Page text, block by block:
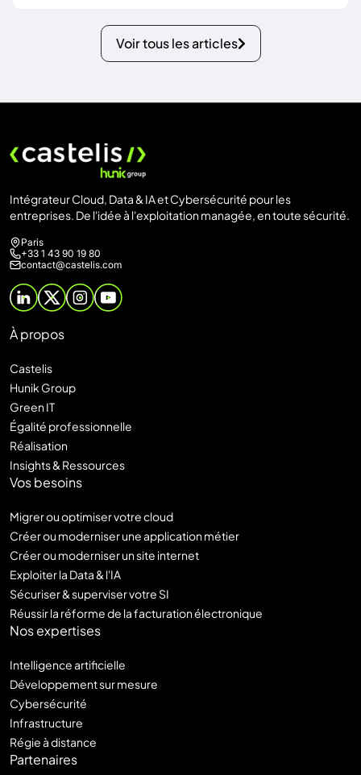
Voir tous les articles
Intégrateur Cloud, Data & IA et Cybersécurité pour les
entreprises. De l'idée à l'exploitation managée, en toute sécurité.
Paris
+33 1 43 90 19 80
contact@castelis.com
À propos
Castelis
Hunik Group
Green IT
Égalité professionnelle
Réalisation
Insights & Ressources
Vos besoins
Migrer ou optimiser votre cloud
Créer ou moderniser une application métier
Créer ou moderniser un site internet
Exploiter la Data & l'IA
Sécuriser & superviser votre SI
Réussir la réforme de la facturation électronique
Nos expertises
Intelligence artificielle
Développement sur mesure
Cybersécurité
Infrastructure
Régie à distance
Partenaires